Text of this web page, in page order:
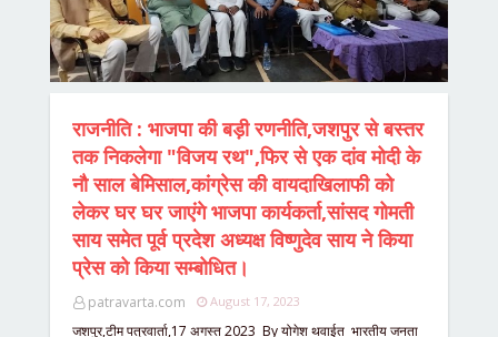
राजनीति : भाजपा की बड़ी रणनीति,जशपुर से बस्तर
तक निकलेगा "विजय रथ",फिर से एक दांव मोदी के
नौ साल बेमिसाल,कांग्रेस की वायदाखिलाफी को
लेकर घर घर जाएंगे भाजपा कार्यकर्ता,सांसद गोमती
साय समेत पूर्व प्रदेश अध्यक्ष विष्णुदेव साय ने किया
प्रेस को किया सम्बोधित।
patravarta.com August 17, 2023
जशपुर,टीम पत्रवार्ता,17 अगस्त 2023 By योगेश थवाईत भारतीय जनता